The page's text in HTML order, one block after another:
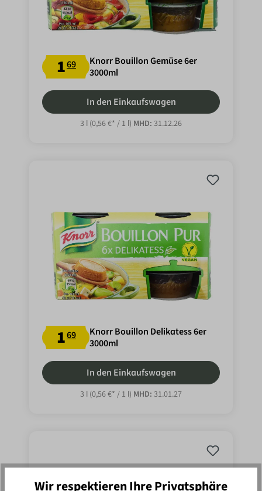
169
Knorr Bouillon Gemüse 6er
3000ml
In den Einkaufswagen
3 l (0,56 €* / 1 l) MHD: 31.12.26
169
Knorr Bouillon Delikatess 6er
3000ml
In den Einkaufswagen
3 l (0,56 €* / 1 l) MHD: 31.01.27
Wir respektieren Ihre Privatsphäre